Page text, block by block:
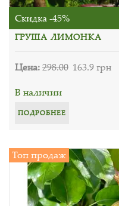
Скидка -45%
ГРУША ЛИМОНКА
Цена:298.00 163.9 грн
В наличии
ПОДРОБНЕЕ
Топ продаж